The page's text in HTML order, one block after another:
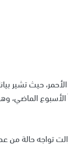
حيث تشير
تواجه حالة من